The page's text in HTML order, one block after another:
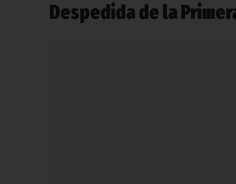
Despedida de la